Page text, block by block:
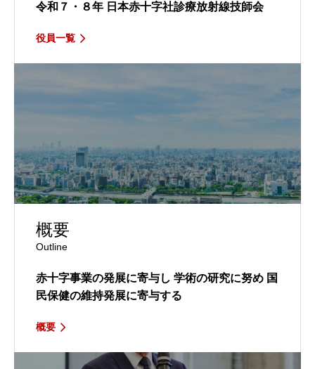
令和７・８年 日本赤十字社診療放射線技師会
役員一覧
概要
Outline
赤十字事業の発展に寄与し 学術の研究に努め 国
民保健の維持発展に寄与する
概要